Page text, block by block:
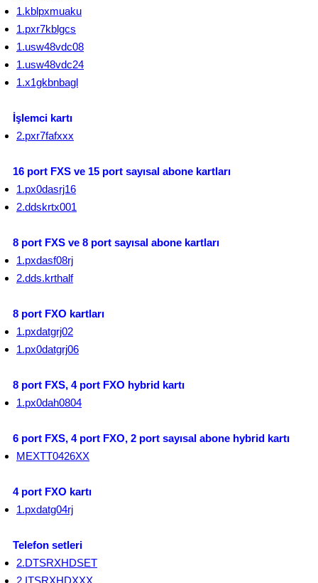
1.kblpxmuaku
1.pxr7kblgcs
1.usw48vdc08
1.usw48vdc24
1.x1gkbnbagl
İşlemci kartı
2.pxr7fafxxx
16 port FXS ve 15 port sayısal abone kartları
1.px0dasrj16
2.ddskrtx001
8 port FXS ve 8 port sayısal abone kartları
1.pxdasf08rj
2.dds.krthalf
8 port FXO kartları
1.pxdatgrj02
1.px0datgrj06
8 port FXS, 4 port FXO hybrid kartı
1.px0dah0804
6 port FXS, 4 port FXO, 2 port sayısal abone hybrid kartı
MEXTT0426XX
4 port FXO kartı
1.pxdatg04rj
Telefon setleri
2.DTSRXHDSET
2.ITSRXHDXXX